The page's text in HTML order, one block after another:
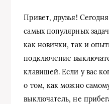
Привет, друзья!
самых популярных
как новички, так и
подключение
клавишей. Если у вас
о том, как можно
выключатель, не